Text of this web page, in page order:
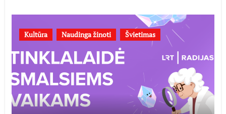
Kultūra Naudinga žinoti Švietimas